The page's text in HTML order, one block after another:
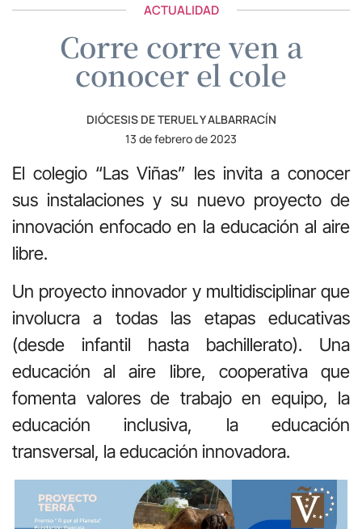
ACTUALIDAD
Corre corre ven a
conocer el cole
DIÓCESIS DE TERUEL Y ALBARRACÍN
13 de febrero de 2023
El colegio “Las Viñas” les invita a conocer
sus instalaciones y su nuevo proyecto de
innovación enfocado en la educación al aire
libre.
Un proyecto innovador y multidisciplinar que
involucra a todas las etapas educativas
(desde infantil hasta bachillerato). Una
educación al aire libre, cooperativa que
fomenta valores de trabajo en equipo, la
educación inclusiva, la educación
transversal, la educación innovadora.